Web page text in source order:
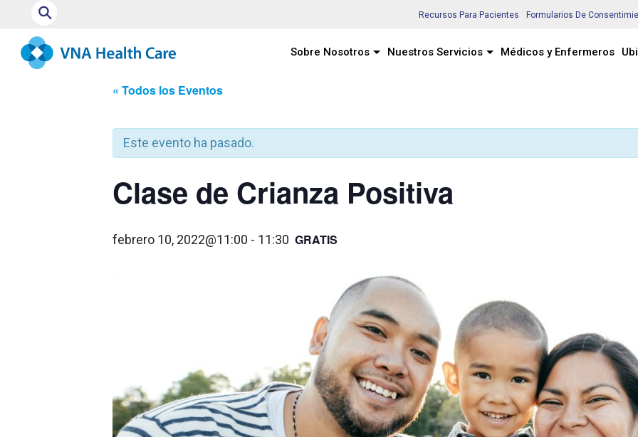
⚲ Recursos Para Pacientes Formularios De
Sobre Nosotros Nuestros Servicios Médicos y Enfermeros
« Todos los Eventos
Este evento ha pasado.
Clase de Crianza Positiva
febrero 10, 2022@11:00 - 11:30 GRATIS